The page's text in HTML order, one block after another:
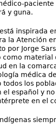
paciente
y guna.
inspirada
la Atención
por Jorge
como material
en la
médica
todos los
el español y
en el